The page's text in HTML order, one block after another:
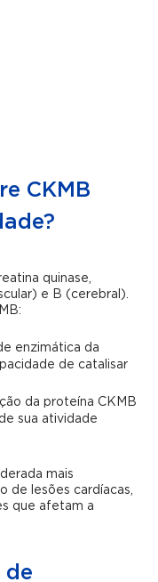
CKMB
quinase,
e B (cerebral).
enzimática da
de catalisar
da proteína CKMB
sua atividade
mais
de lesões cardíacas,
que afetam a
de